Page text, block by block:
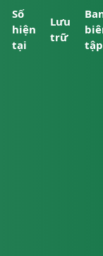
Số
hiện
tại
Lưu
trữ
tập